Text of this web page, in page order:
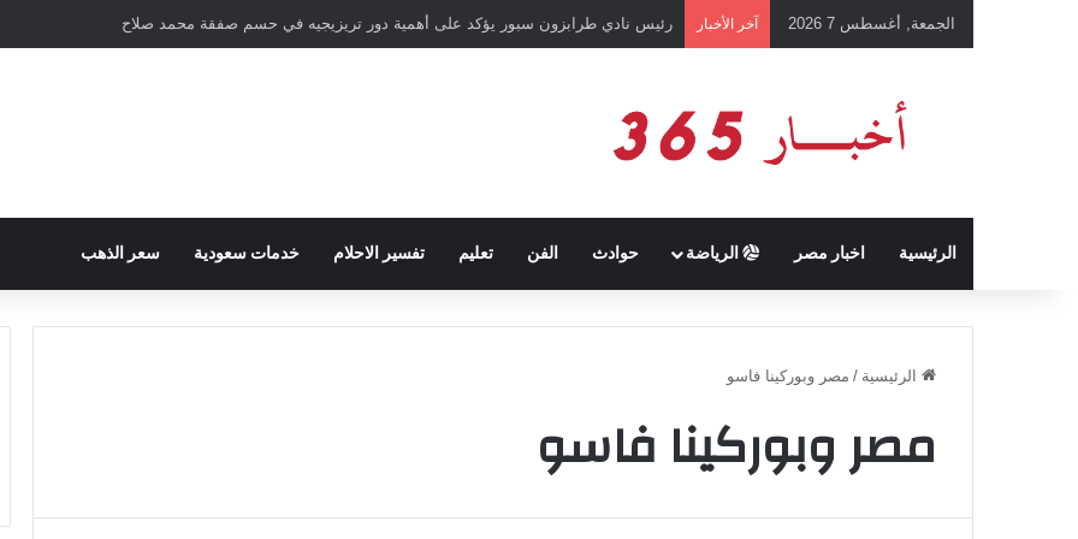
الجمعة, أغسطس 7 2026 آخر الأخبار تفاصيل الحكم بالإعدام على سارة خليفة في قضية المخدرات الكبرى
الرئيسية اخبار مصر الرياضة حوادث الفن تعليم تفسير الاحلام خدمات سعودية سعر الذهب
الرئيسية / مصر وبوركينا فاسو
مصر وبوركينا فاسو